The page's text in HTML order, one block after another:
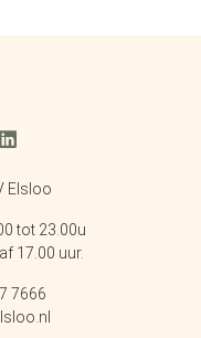
Elsloo
tot 23.00u
17.00 uur.
7666